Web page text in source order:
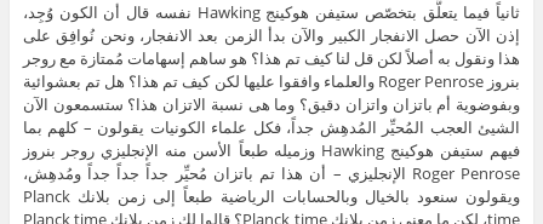
ثانياً فيما يتعلَّق بتخصّص ستيفن هوكينج Hawking نفسه قال أن الكون وُجِد،
إذن الآن حصل الانفجار الكبير والآن بدأ الزمن بعد الانفجار، ونحن نُوافِق على
هذا ونقول به أصلاً لكن قل لنا كيف تم هذا؟ هو ساهم إسهامات مُمتازة مع روجر
بنروز Roger Penrose والعلماء وافقوا عليها لكن كيف تم هذا؟ هل تم بعشوائية
وبفوضوية أم باتزان واتزان دقيق؟ وما هى نسبة الاتزان هذا؟ ستسمعون الآن
الشيئ العجب المُحيِّر المُدهِش جداً، فكل علماء الكونيات يقولون – كلهم بما
فيهم ستيفن هوكينج Hawking وزميله طبعاً الأسن منه الإنجليزي روجر بنروز
Roger Penrose الإنجليزي – أن هذا تم باتزان مُحيِّر جداً جداً جداً ومُدهِش،
ويقولون سنعود بالخيال وبالحسابات الرياضية طبعاً إلى زمن بلانك Planck
time، لكن ما معنى زمن بلانك Planck time؟ قالوا لك زمن بلانك Planck time